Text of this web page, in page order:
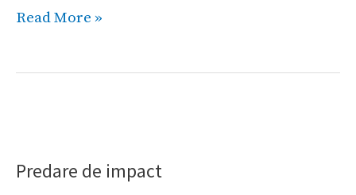
Read More »
Predare de impact
impact